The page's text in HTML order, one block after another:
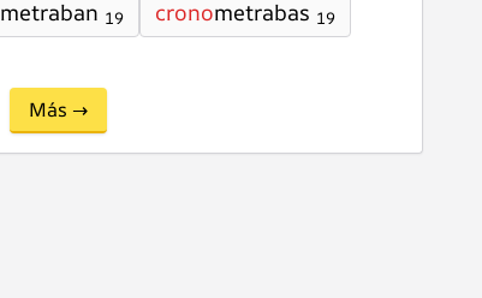
metraban 19 cronometrabas 19
Más →